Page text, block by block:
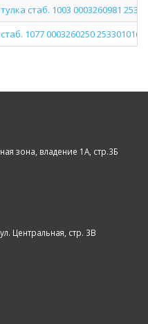
стаб. 1003 0003260981
1077 0003260250
зона, владение 1А, стр.3Б
Центральная, стр. 3В